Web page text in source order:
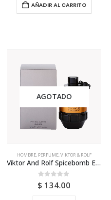
AÑADIR AL CARRITO
AGOTADO
HOMBRE, PERFUME,VIKTOR & ROLF
Viktor And Rolf Spicebomb Extreme Edp 90ml Para Hombre
0 out of 5
$ 134.00